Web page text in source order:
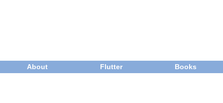
About Flutter Books